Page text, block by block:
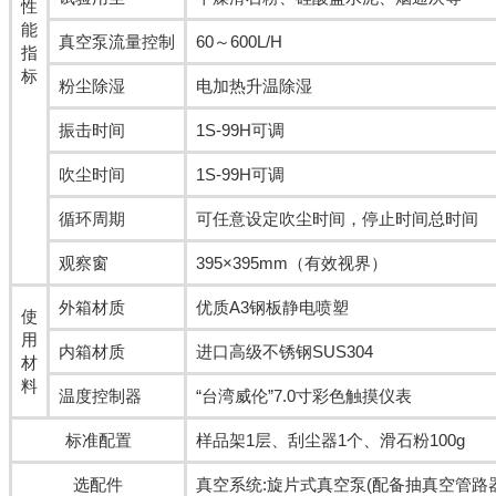
性
能
指
标
真空泵流量控制 60～600L/H
粉尘除湿 电加热升温除湿
振击时间 1S-99H可调
吹尘时间 1S-99H可调
循环周期 可任意设定吹尘时间，停止时间总时间
观察窗 395×395mm（有效视界）
使
用
材
料
外箱材质 优质A3钢板静电喷塑
内箱材质 进口高级不锈钢SUS304
温度控制器 “台湾威伦”7.0寸彩色触摸仪表
标准配置 样品架1层、刮尘器1个、滑石粉100g
选配件 真空系统:旋片式真空泵(配备抽真空管路